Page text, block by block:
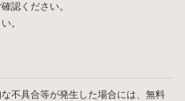
認ください。
。
不具合等が発生した場合には、無料